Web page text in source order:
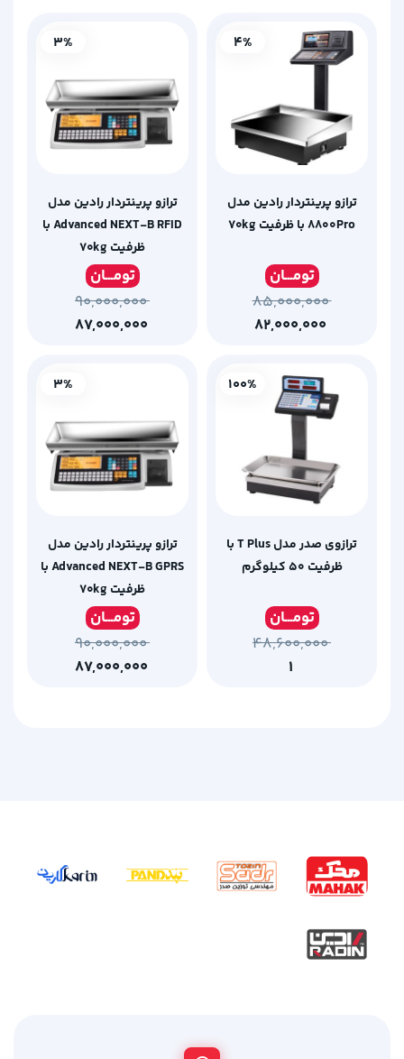
ترازو پرینتردار رادین مدل
۸۸۰۰Pro با ظرفیت ۷۰kg
تومـــان
۸۵,۰۰۰,۰۰۰
4%
ترازو پرینتردار رادین مدل
Advanced NEXT-B RFID با
ظرفیت ۷۰kg
تومـــان
۹۰,۰۰۰,۰۰۰
3%
ترازوی صدر مدل T Plus با
ظرفیت 50 کیلوگرم
تومـــان
۴۸,۶۰۰,۰۰۰
100%
ترازو پرینتردار رادین مدل
Advanced NEXT-B GPRS با
ظرفیت ۷۰kg
تومـــان
۹۰,۰۰۰,۰۰۰
3%